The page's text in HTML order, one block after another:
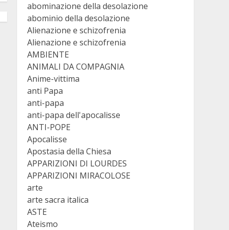
abominazione della desolazione
abominio della desolazione
Alienazione e schizofrenia
Alienazione e schizofrenia
AMBIENTE
ANIMALI DA COMPAGNIA
Anime-vittima
anti Papa
anti-papa
anti-papa dell'apocalisse
ANTI-POPE
Apocalisse
Apostasia della Chiesa
APPARIZIONI DI LOURDES
APPARIZIONI MIRACOLOSE
arte
arte sacra italica
ASTE
Ateismo